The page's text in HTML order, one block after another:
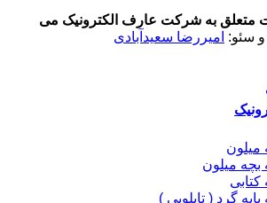
متعلق به شرکت عارف الکترونیک می
سئو: امیررضا سعیدآبادی
میلون
بچه میلون
کتابی
پایه گرد ( تابلویی )